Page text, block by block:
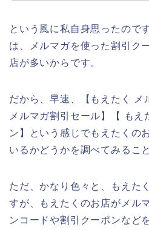
という風に私自身思ったので
は、メルマガを使った割引ク
店が多いからです。
だから、早速、【もえたく メ
メルマガ割引セール】【 も
ン】という感じでもえたくの
いるかどうかを調べてみるこ
ただ、かなり色々と、もえた
すが、もえたくのお店がメル
ンコードや割引クーポンなど